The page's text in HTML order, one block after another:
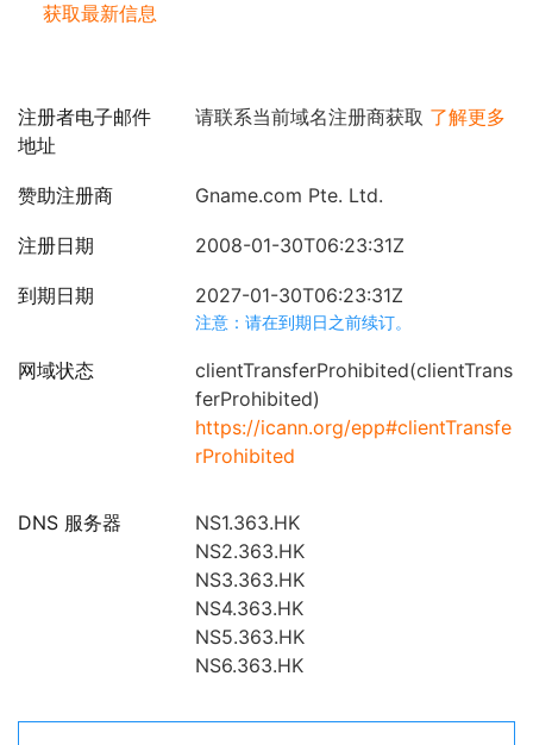
获取最新信息
注册者电子邮件
地址
请联系当前域名注册商获取 了解更多
赞助注册商 Gname.com Pte. Ltd.
注册日期 2008-01-30T06:23:31Z
到期日期 2027-01-30T06:23:31Z
注意：请在到期日之前续订。
网域状态
clientTransferProhibited(clientTrans
ferProhibited)
https://icann.org/epp#clientTransfe
rProhibited
DNS 服务器
NS1.363.HK
NS2.363.HK
NS3.363.HK
NS4.363.HK
NS5.363.HK
NS6.363.HK